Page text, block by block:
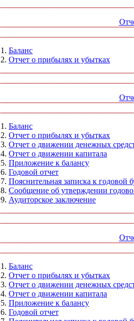
Баланс
Отчет о прибылях и убытках
Баланс
Отчет о прибылях и убытках
Отчет о движении денежных
Отчет о движении капитала
Приложение к балансу
Годовой отчет
Пояснительная записка к годовой
Сообщение об утверждении
Аудиторское заключение
Баланс
Отчет о прибылях и убытках
Отчет о движении денежных
Отчет о движении капитала
Приложение к балансу
Годовой отчет